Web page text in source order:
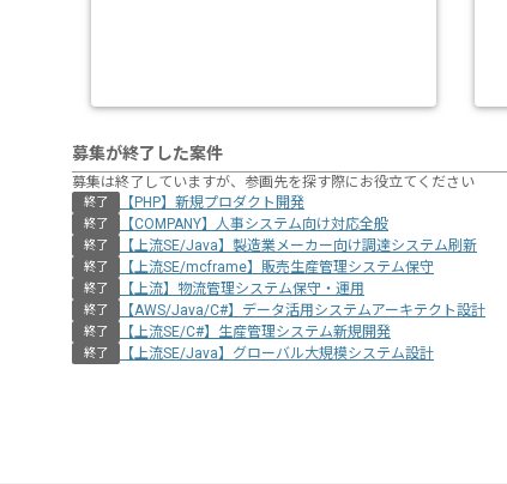
募集が終了した案件
募集は終了していますが、参画先を探す際にお役立てください
終了 【PHP】新規プロダクト開発
終了 【COMPANY】人事システム向け対応全般
終了 【上流SE/Java】製造業メーカー向け調達システム刷新
終了 【上流SE/mcframe】販売生産管理システム保守
終了 【上流】物流管理システム保守・運用
終了 【AWS/Java/C#】データ活用システムアーキテクト設計
終了 【上流SE/C#】生産管理システム新規開発
終了 【上流SE/Java】グローバル大規模システム設計